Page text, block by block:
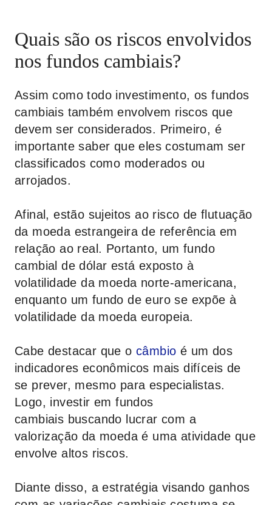
Quais são os riscos envolvidos
nos fundos cambiais?
Assim como todo investimento, os fundos
cambiais também envolvem riscos que
devem ser considerados. Primeiro, é
importante saber que eles costumam ser
classificados como moderados ou
arrojados.
Afinal, estão sujeitos ao risco de flutuação
da moeda estrangeira de referência em
relação ao real. Portanto, um fundo
cambial de dólar está exposto à
volatilidade da moeda norte-americana,
enquanto um fundo de euro se expõe à
volatilidade da moeda europeia.
Cabe destacar que o câmbio é um dos
indicadores econômicos mais difíceis de
se prever, mesmo para especialistas.
Logo, investir em fundos
cambiais buscando lucrar com a
valorização da moeda é uma atividade que
envolve altos riscos.
Diante disso, a estratégia visando ganhos